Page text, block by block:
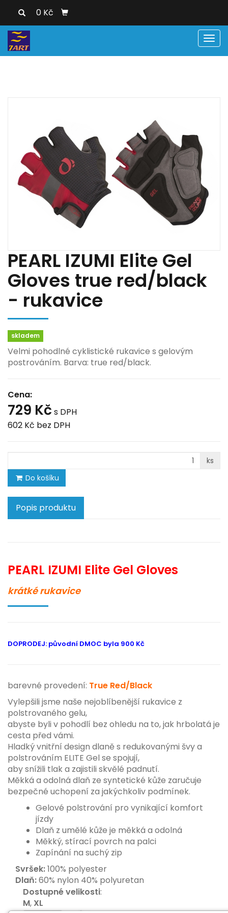
0 Kč
PEARL IZUMI Elite Gel
Gloves true red/black
- rukavice
skladem
Velmi pohodlné cyklistické rukavice s gelovým
postrováním. Barva: true red/black.
Cena:
729 Kč s DPH
602 Kč bez DPH
ks
Do košíku
Popis produktu
PEARL IZUMI Elite Gel Gloves
krátké rukavice
DOPRODEJ: původní DMOC byla 900 Kč
barevné provedení: True Red/Black
Vylepšili jsme naše nejoblíbenější rukavice z
polstrovaného gelu,
abyste byli v pohodlí bez ohledu na to, jak hrbolatá je
cesta před vámi.
Hladký vnitřní design dlaně s redukovanými švy a
polstrováním ELITE Gel se spojují,
aby snížili tlak a zajistili skvělé padnutí.
Měkká a odolná dlaň ze syntetické kůže zaručuje
bezpečné uchopení za jakýchkoliv podmínek.
Gelové polstrování pro vynikající komfort
jízdy
Dlaň z umělé kůže je měkká a odolná
Měkký, stírací povrch na palci
Zapínání na suchý zip
Svršek:100% polyester
Dlaň:60% nylon 40% polyuretan
Dostupné velikosti:
M, XL